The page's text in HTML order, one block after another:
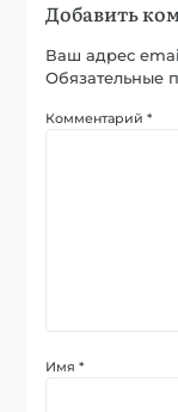
Добавить
Ваш адрес
Обязательные
Комментарий*
Имя*